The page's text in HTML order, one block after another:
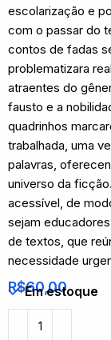
escolarização e
com o passar do
contos de fadas
problematizara
atraentes do
fausto e a
quadrinhos
trabalhada, uma
palavras,
universo da
acessível, de
sejam
de textos, que
necessidade
R$60,00
Em estoque